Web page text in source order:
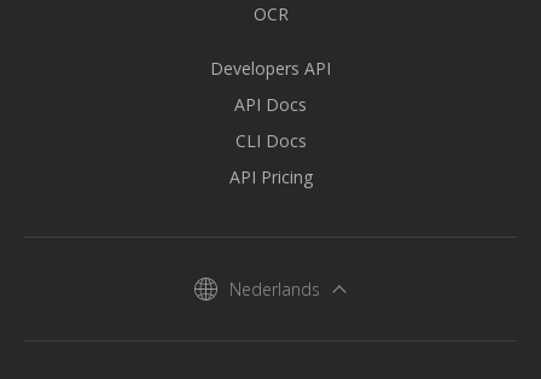
OCR
Developers API
API Docs
CLI Docs
API Pricing
Nederlands